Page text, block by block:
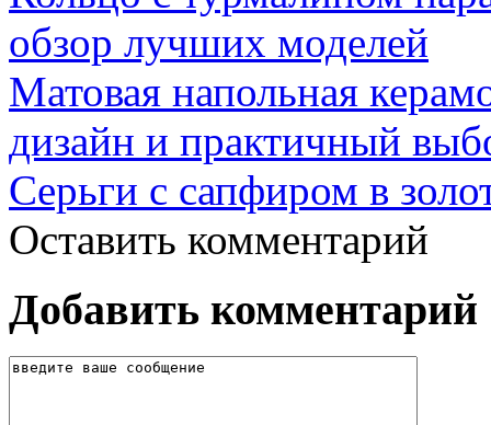
обзор лучших моделей
Матовая напольная
дизайн и практичный
Серьги с сапфиром в
Оставить комментарий
Добавить комментарий